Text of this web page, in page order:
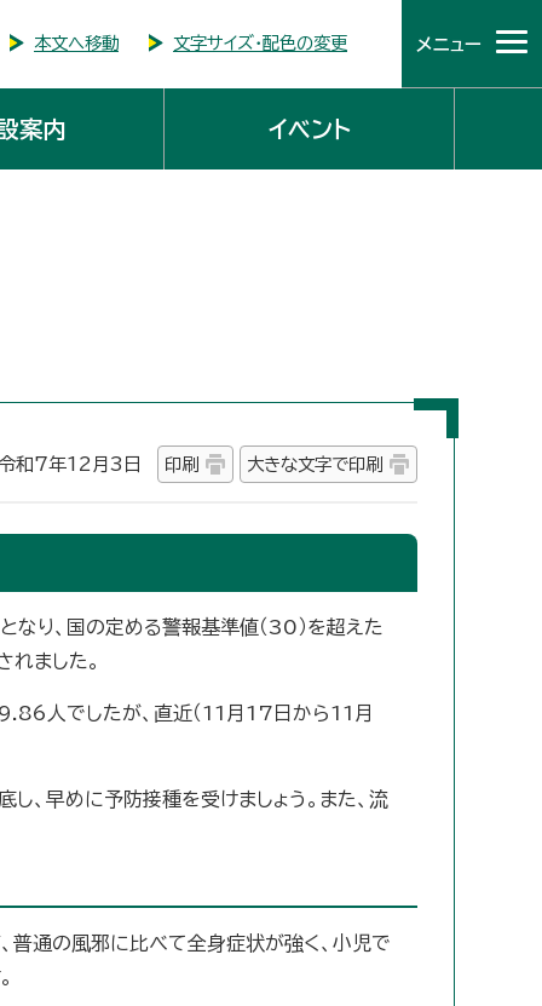
本文へ移動 文字サイズ・配色の変更 メニュー
案内 イベント
7年12月3日 印刷 大きな文字で印刷
り、国の定める警報基準値（30）を超えた
れました。
人でしたが、直近（11月17日から11月
、早めに予防接種を受けましょう。また、流
普通の風邪に比べて全身症状が強く、小児で